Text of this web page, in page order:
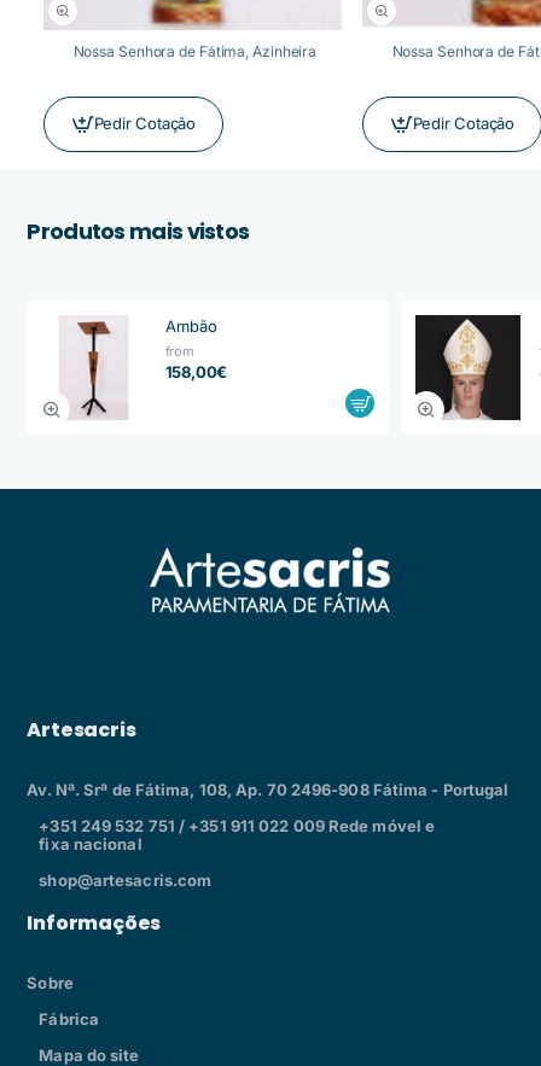
Nossa Senhora de Fátima, Azinheira
Pedir Cotação
Nossa Senhora de
Pedir Cotação
Produtos mais vistos
Ambão
from
158,00€
Artesacris
Av. Nª. Srª de Fátima, 108, Ap. 70 2496-908 Fátima - Portugal
+351 249 532 751 / +351 911 022 009 Rede móvel e
fixa nacional
shop@artesacris.com
Informações
Sobre
Fábrica
Mapa do site